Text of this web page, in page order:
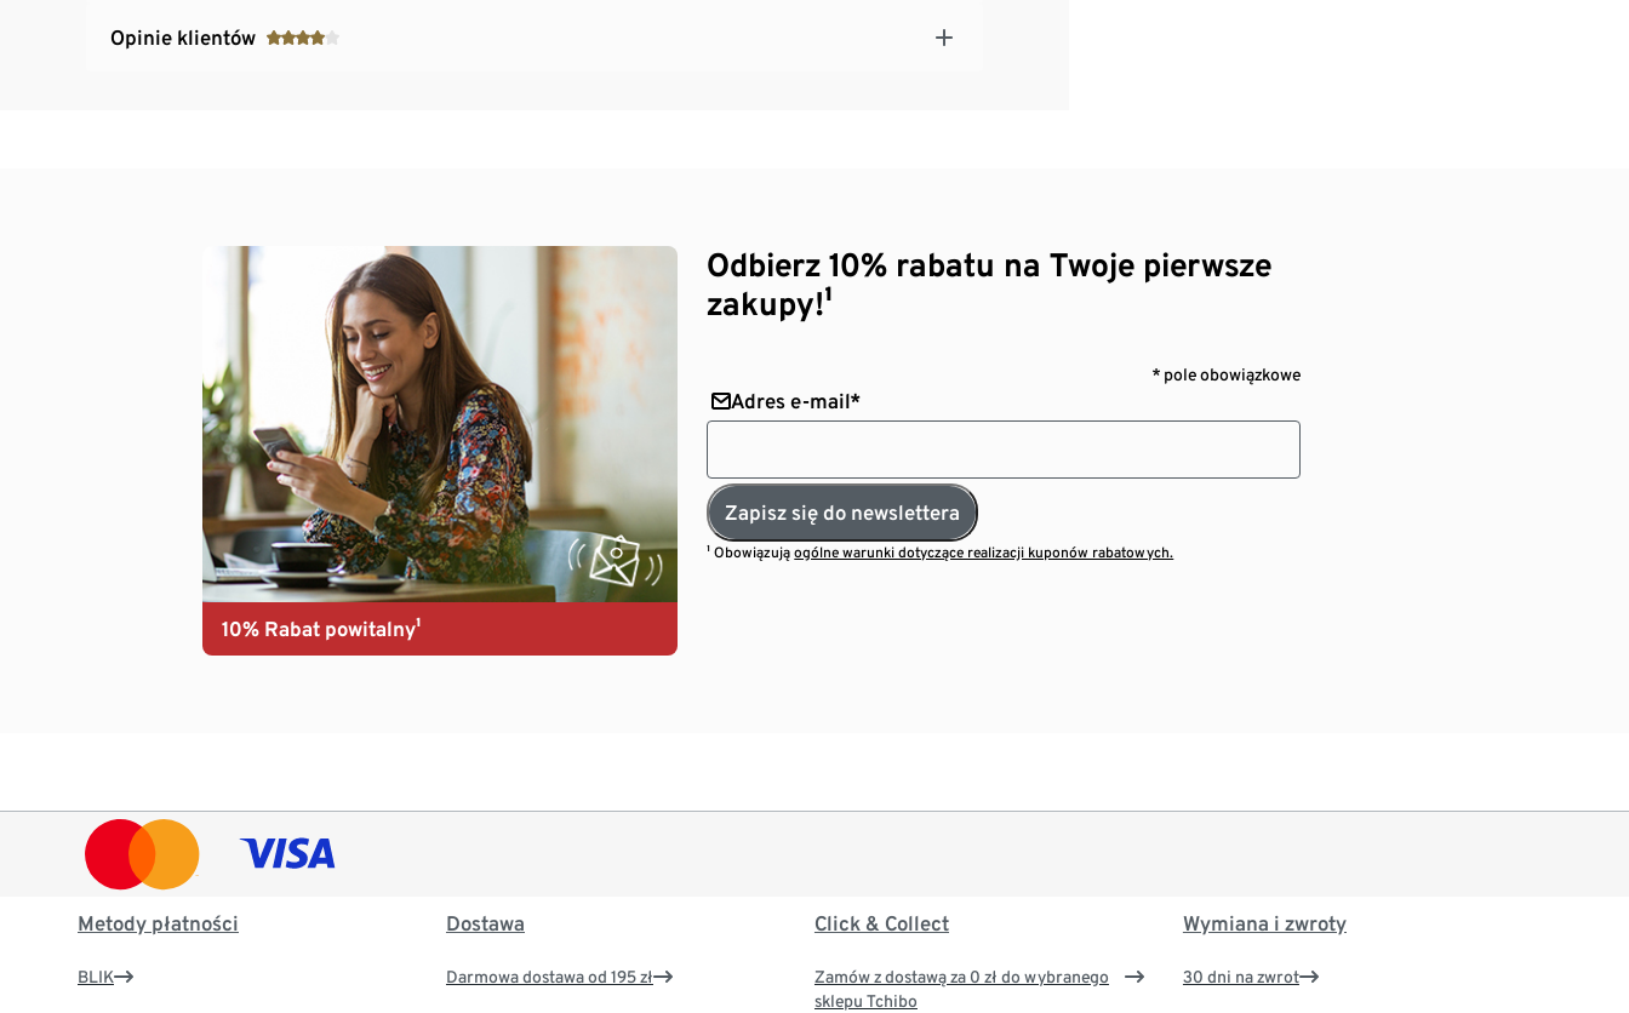
Opinie klientów
10% Rabat powitalny¹
Odbierz 10% rabatu na Twoje pierwsze
zakupy!¹
* pole obowiązkowe
Adres e-mail*
Zapisz się do newslettera
¹ Obowiązująogólne warunki dotyczące realizacji kuponów rabatowych.
Metody płatności
BLIK
Dostawa
Darmowa dostawa od 195 zł
Click & Collect
Zamów z dostawą za 0 zł do wybranego
sklepu Tchibo
Wymiana i zwroty
30 dni na zwrot